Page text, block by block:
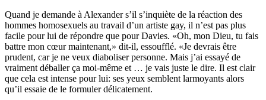
Quand je demande à Alexander s’il s’inquiète de la réaction des
hommes homosexuels au travail d’un artiste gay, il n’est pas plus
facile pour lui de répondre que pour Davies. «Oh, mon Dieu, tu fais
battre mon cœur maintenant,» dit-il, essoufflé. «Je devrais être
prudent, car je ne veux diaboliser personne. Mais j’ai essayé de
vraiment déballer ça moi-même et … je vais juste le dire. Il est clair
que cela est intense pour lui: ses yeux semblent larmoyants alors
qu’il essaie de le formuler délicatement.